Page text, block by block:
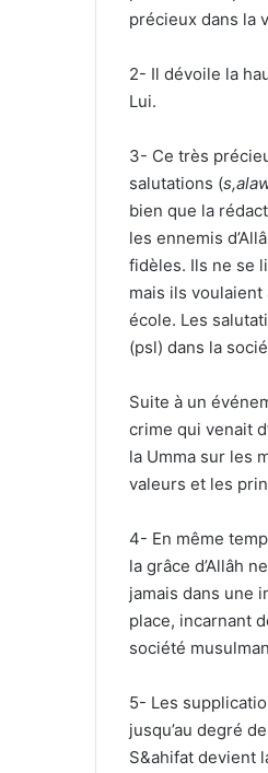
précieux dans la
2- Il dévoile la
Lui.
3- Ce très
salutations (s,
bien que la
les ennemis
fidèles. Ils ne se
mais ils voulaient
école. Les
(psl) dans la
Suite à un
crime qui venait
la Umma sur les
valeurs et les
4- En même
la grâce d’Allâh
jamais dans une
place, incarnant
société
5- Les
jusqu’au degré
S&ahifat devient